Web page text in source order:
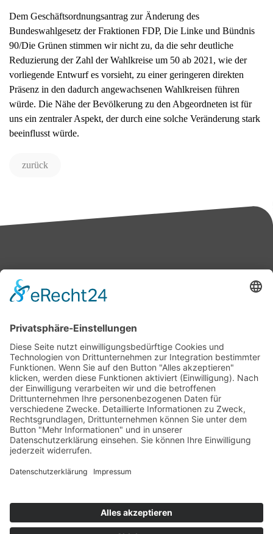
Dem Geschäftsordnungsantrag zur Änderung des
Bundeswahlgesetz der Fraktionen FDP, Die Linke und Bündnis
90/Die Grünen stimmen wir nicht zu, da die sehr deutliche
Reduzierung der Zahl der Wahlkreise um 50 ab 2021, wie der
vorliegende Entwurf es vorsieht, zu einer geringeren direkten
Präsenz in den dadurch angewachsenen Wahlkreisen führen
würde. Die Nähe der Bevölkerung zu den Abgeordneten ist für
uns ein zentraler Aspekt, der durch eine solche Veränderung stark
beeinflusst würde.
zurück
Mitglied des Deutschen Bundestages
Presse & Downloads
Pressemitteilungen
Pressefotos
BASis Info
Newsletter-Abo